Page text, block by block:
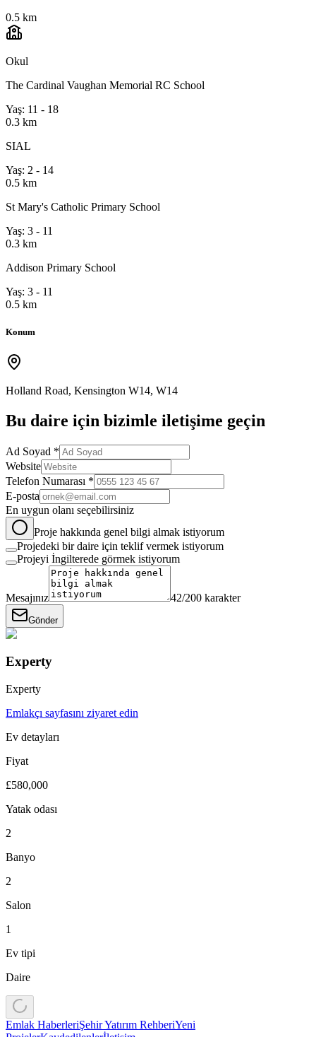
0.5 km
Okul
The Cardinal Vaughan Memorial RC School
Yaş: 11 - 18
0.3 km
SIAL
Yaş: 2 - 14
0.5 km
St Mary's Catholic Primary School
Yaş: 3 - 11
0.3 km
Addison Primary School
Yaş: 3 - 11
0.5 km
Konum
Holland Road, Kensington W14, W14
Bu daire için bizimle iletişime geçin
Ad Soyad *
Website
Telefon Numarası *
E-posta
En uygun olanı seçebilirsiniz
Proje hakkında genel bilgi almak istiyorum
Projedeki bir daire için teklif vermek istiyorum
Projeyi İngilterede görmek istiyorum
Mesajınız 42/200 karakter
Gönder
Experty
Experty
Emlakçı sayfasını ziyaret edin
Ev detayları
Fiyat
£580,000
Yatak odası
2
Banyo
2
Salon
1
Ev tipi
Daire
Emlak HaberleriŞehir Yatırım RehberiYeni